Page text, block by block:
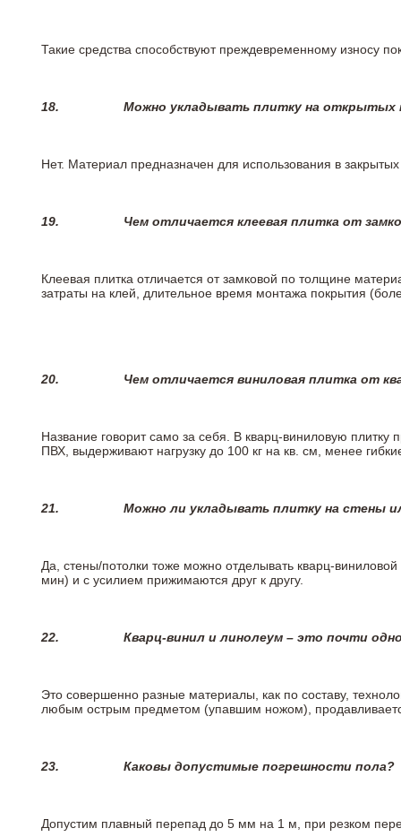
Такие средства способствуют преждевременному износу
18. Можно укладывать плитку на открытых
Нет. Материал предназначен для использования в
19. Чем отличается клеевая плитка от
Клеевая плитка отличается от замковой по толщине
затраты на клей, длительное время монтажа покрытия
20. Чем отличается виниловая плитка от
Название говорит само за себя. В кварц-виниловую
ПВХ, выдерживают нагрузку до 100 кг на кв. см, менее
21. Можно ли укладывать плитку на стены
Да, стены/потолки тоже можно отделывать кварц-
мин) и с усилием прижимаются друг к другу.
22. Кварц-винил и линолеум – это почти
Это совершенно разные материалы, как по составу,
любым острым предметом (упавшим ножом),
23. Каковы допустимые погрешности пола?
Допустим плавный перепад до 5 мм на 1 м, при резком